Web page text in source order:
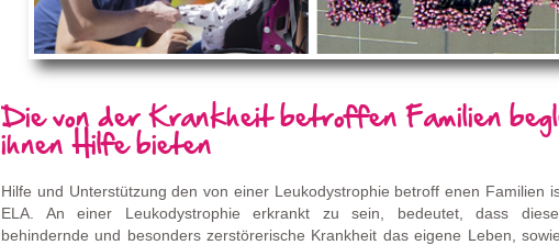
Die von der Krankheit betroffen Familien
ihnen Hilfe bieten
Hilfe und Unterstützung den von einer Leukodystrophie betroff enen Familien
ELA. An einer Leukodystrophie erkrankt zu sein, bedeutet, dass diese
behindernde und besonders zerstörerische Krankheit das eigene Leben,